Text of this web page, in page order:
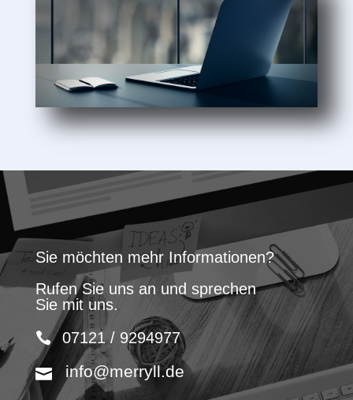
Sie möchten mehr Informationen?
Rufen Sie uns an und sprechen
Sie mit uns.
07121 / 9294977
info@merryll.de